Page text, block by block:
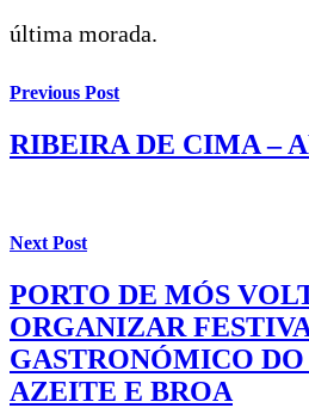
última morada.
Previous Post
RIBEIRA DE CIMA –
Next Post
PORTO DE MÓS
ORGANIZAR
GASTRONÓMICO
AZEITE E BROA